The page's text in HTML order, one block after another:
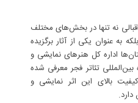
نه تنها در بخش‌های مختلف
به عنوان یکی از آثار برگزیده
اداره کل هنرهای نمایشی و
تئاتر فجر معرفی شده
بالای این اثر نمایشی و